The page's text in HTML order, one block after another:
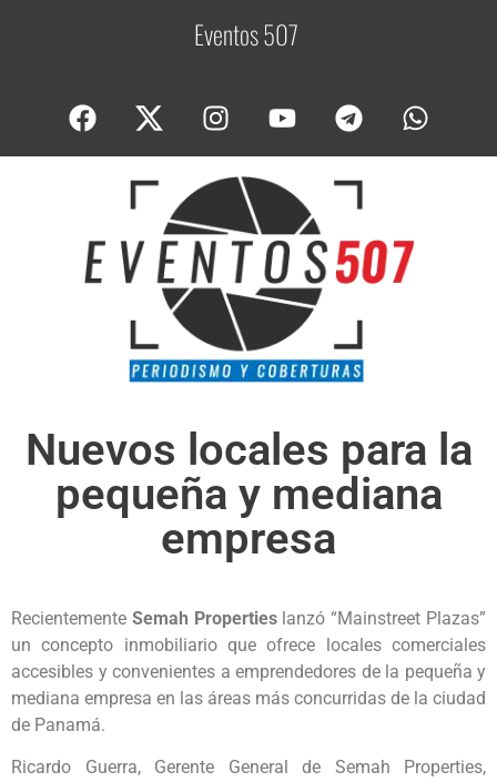
Eventos 507C
Nuevos locales para la
pequeña y mediana
empresa
Recientemente Semah Propertieslanzó “Mainstreet Plazas”
un concepto inmobiliario que ofrece locales comerciales
accesibles y convenientes a emprendedores de la pequeña y
mediana empresa en las áreas más concurridas de la ciudad
de Panamá.
Ricardo Guerra, Gerente General de Semah Properties,